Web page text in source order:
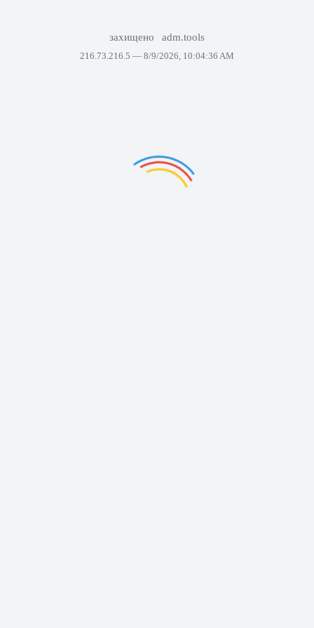
захищено adm.tools
216.73.216.5 — 8/9/2026, 10:04:36 AM